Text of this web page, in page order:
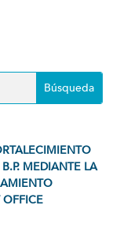
MEDIANTE LA
OFFICE